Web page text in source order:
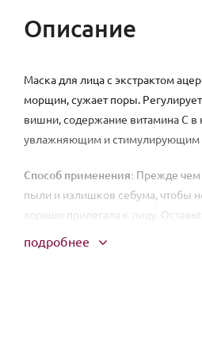
Описание
Маска для лица с экстрактом
морщин, сужает поры.
вишни, содержание витамина С в
увлажняющим и стимулирующим
Способ применения: Прежде чем
пыли и излишков себума, чтобы
хорошо прилегала к лицу.
подробнее